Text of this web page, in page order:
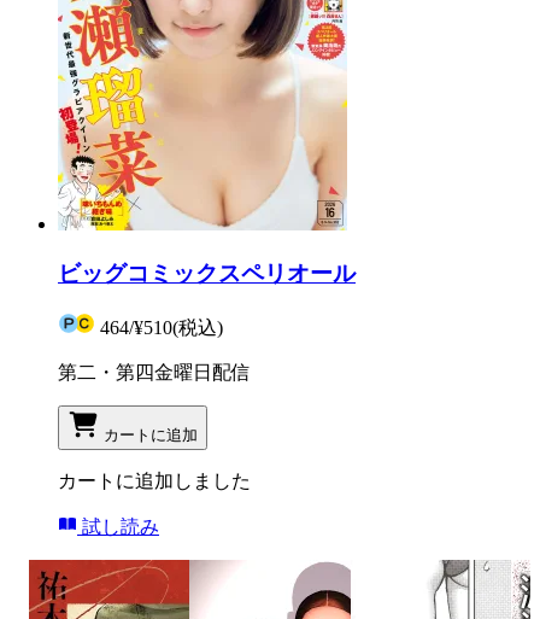
ビッグコミックスペリオール
464/¥510(税込)
第二・第四金曜日配信
カートに追加
カートに追加しました
試し読み